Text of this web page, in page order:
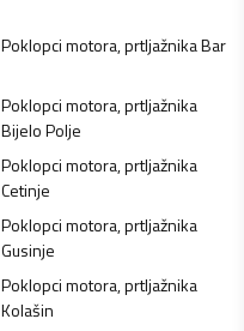
Poklopci motora, prtljažnikaBar
Poklopci motora, prtljažnika
Bijelo Polje
Poklopci motora, prtljažnika
Cetinje
Poklopci motora, prtljažnika
Gusinje
Poklopci motora, prtljažnika
Kolašin